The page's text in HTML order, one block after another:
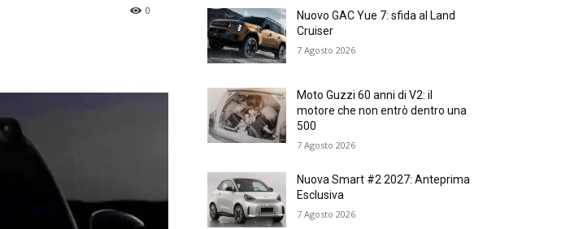
0
Nuovo GAC Yue 7: sfida al Land
Cruiser
7 Agosto 2026
Moto Guzzi 60 anni di V2: il
motore che non entrò dentro una
500
7 Agosto 2026
Nuova Smart #2 2027: Anteprima
Esclusiva
7 Agosto 2026